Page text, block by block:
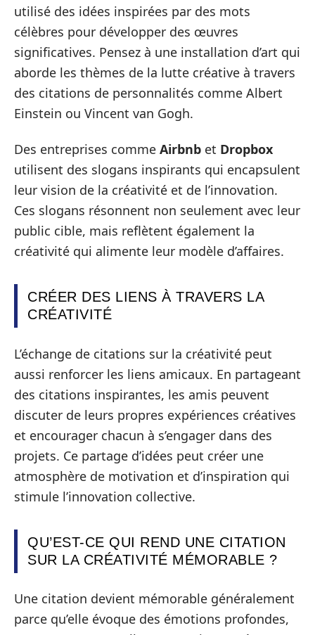
utilisé des idées inspirées par des mots
célèbres pour développer des œuvres
significatives. Pensez à une installation d’art qui
aborde les thèmes de la lutte créative à travers
des citations de personnalités comme Albert
Einstein ou Vincent van Gogh.
Des entreprises comme Airbnb et Dropbox
utilisent des slogans inspirants qui encapsulent
leur vision de la créativité et de l’innovation.
Ces slogans résonnent non seulement avec leur
public cible, mais reflètent également la
créativité qui alimente leur modèle d’affaires.
CRÉER DES LIENS À TRAVERS LA
CRÉATIVITÉ
L’échange de citations sur la créativité peut
aussi renforcer les liens amicaux. En partageant
des citations inspirantes, les amis peuvent
discuter de leurs propres expériences créatives
et encourager chacun à s’engager dans des
projets. Ce partage d’idées peut créer une
atmosphère de motivation et d’inspiration qui
stimule l’innovation collective.
QU’EST-CE QUI REND UNE CITATION
SUR LA CRÉATIVITÉ MÉMORABLE ?
Une citation devient mémorable généralement
parce qu’elle évoque des émotions profondes,